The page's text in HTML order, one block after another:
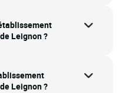
Leignon ?
Leignon ?